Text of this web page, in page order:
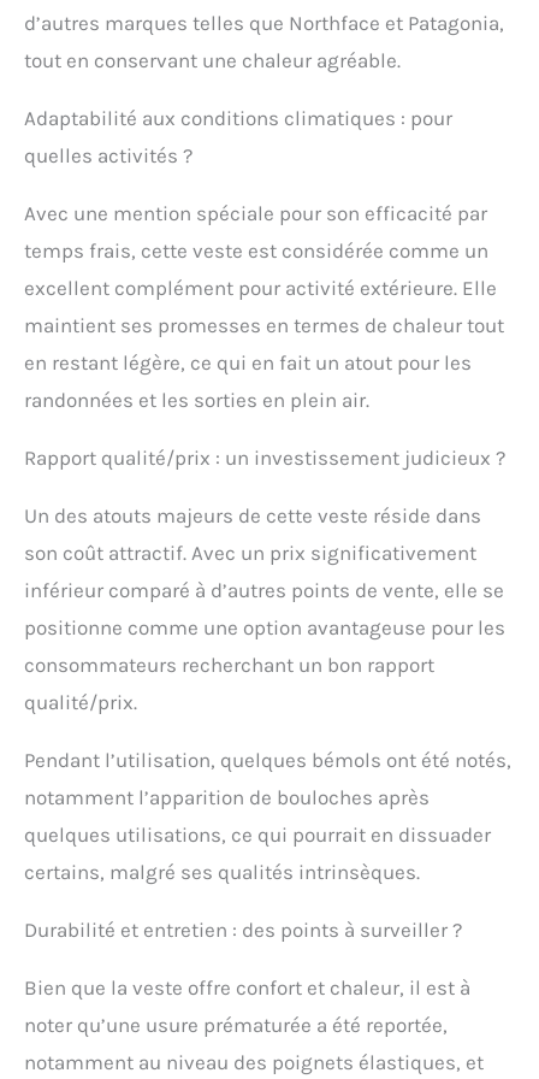
et vos bras grâce à
l'ourlet et aux poignets
circuler le sang dans vos
doigts gelés en les
d’autres marques telles que Northface et Patagonia,
tout en conservant une chaleur agréable.
Adaptabilité aux conditions climatiques : pour
quelles activités ?
Avec une mention spéciale pour son efficacité par
temps frais, cette veste est considérée comme un
excellent complément pour activité extérieure. Elle
maintient ses promesses en termes de chaleur tout
en restant légère, ce qui en fait un atout pour les
randonnées et les sorties en plein air.
Rapport qualité/prix : un investissement judicieux ?
Un des atouts majeurs de cette veste réside dans
son coût attractif. Avec un prix significativement
inférieur comparé à d’autres points de vente, elle se
positionne comme une option avantageuse pour les
consommateurs recherchant un bon rapport
qualité/prix.
Pendant l’utilisation, quelques bémols ont été notés,
notamment l’apparition de bouloches après
quelques utilisations, ce qui pourrait en dissuader
certains, malgré ses qualités intrinsèques.
Durabilité et entretien : des points à surveiller ?
Bien que la veste offre confort et chaleur, il est à
noter qu’une usure prématurée a été reportée,
notamment au niveau des poignets élastiques, et